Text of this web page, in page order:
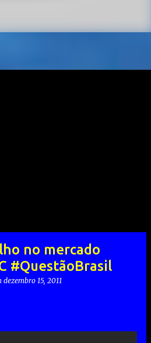
no mercado
#QuestãoBrasil
dezembro 15, 2011